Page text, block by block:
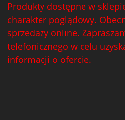
Produkty dostępne w
charakter poglądowy.
sprzedaży online.
telefonicznego w celu
informacji o ofercie.